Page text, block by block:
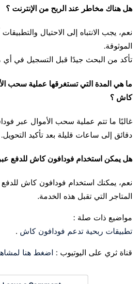
هل هناك مخاطر عند الربح من الإنترنت ؟
نعم، يجب الانتباه إلى الاحتيال والتطبيقات
الموثوقة.
تأكد من البحث جيدًا قبل التسجيل في
ما هي المدة التي تستغرقها عملية سحب
كاش ؟
غالبًا ما تتم عملية سحب الأموال عبر
دقائق إلى ساعات قليلة بعد تأكيد التحويل.
هل يمكن استخدام فودافون كاش للدفع عبر
نعم، يمكنك استخدام فودافون كاش للدفع
المتاجر التي تقبل هذه الخدمة.
مواضيع ذات صلة :
تطبيقات ربحية تدعم فودافون كاش .
قناة ثري على اليوتيوب : اضغط هنا